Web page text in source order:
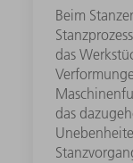
Beim
das
das